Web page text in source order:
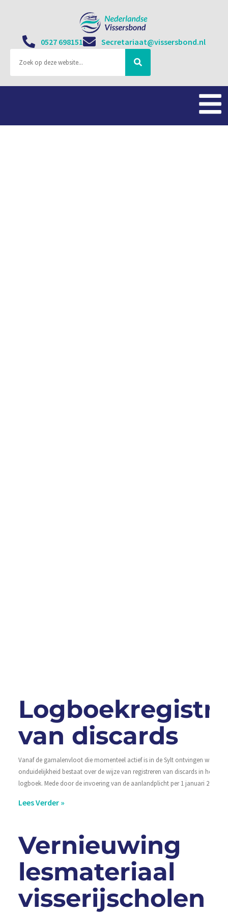
0527 698151 Secretariaat@vissersbond.nl
van discards
Vanaf de garnalenvloot die momenteel actief is in de Sylt ontvingen wij
onduidelijkheid bestaat over de wijze van registreren van discards in het
logboek. Mede door de invoering van de aanlandplicht per 1 januari 2016 is
Lees Verder »
Vernieuwing
lesmateriaal
visserijscholen